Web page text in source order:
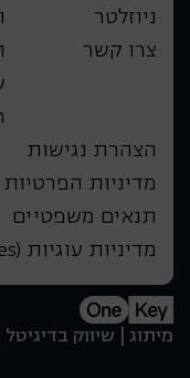
ניוזלטר
צרו קשר
הצהרת נגישות
מדיניות הפרטיות
תנאים משפטיים
מדיניות עוגיות (Cookies)
מיתוג | שיווק